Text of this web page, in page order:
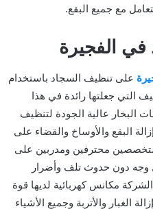
مع جميع البقع.
الفجيرة
على تنظيف السجاد باستخدام
التي جعلتها رائدة في هذا
البخار عالية الجودة لتنظيف
البقع والأوساخ والقضاء على
متخصصين محترفين ومدربين على
وجه دون حدوث تلف وأضرار
مكانس كهربائية لديها قوة
الغبار والأتربة وجميع الأشياء